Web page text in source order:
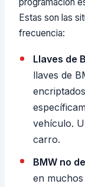
Estas son las
frecuencia:
Llaves de
llaves de
vehículo.
carro.
BMW no
en